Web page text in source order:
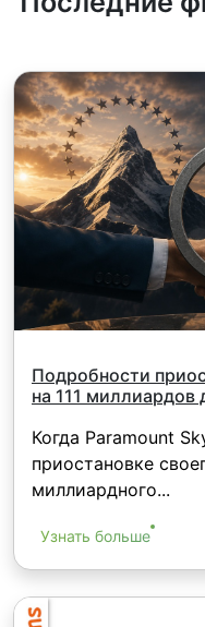
100 JPY и
американских
Подробности
на 111 миллиардов
Когда Paramount
приостановке
миллиардного...
Узнать больше